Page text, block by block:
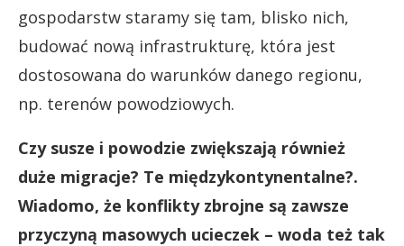
gospodarstw staramy się tam, blisko nich,
budować nową infrastrukturę, która jest
dostosowana do warunków danego regionu,
np. terenów powodziowych.
Czy susze i powodzie zwiększają również
duże migracje? Te międzykontynentalne?.
Wiadomo, że konflikty zbrojne są zawsze
przyczyną masowych ucieczek – woda też tak